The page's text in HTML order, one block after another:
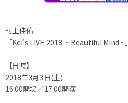
村上佳佑
「Kei's LIVE 2018 ~ Beautiful Mind ~」
【日時】
2018年3月3日(土)
16:00開場／17:00開演